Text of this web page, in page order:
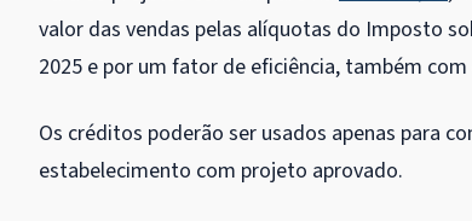
valor das vendas pelas alíquotas do Imposto
2025 e por um fator de eficiência, também
Os créditos poderão ser usados apenas para
estabelecimento com projeto aprovado.